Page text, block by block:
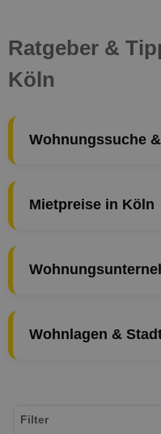
Ratgeber &
Köln
Wohnungssuche
Mietpreise in Köln
Wohnlagen &
Filter